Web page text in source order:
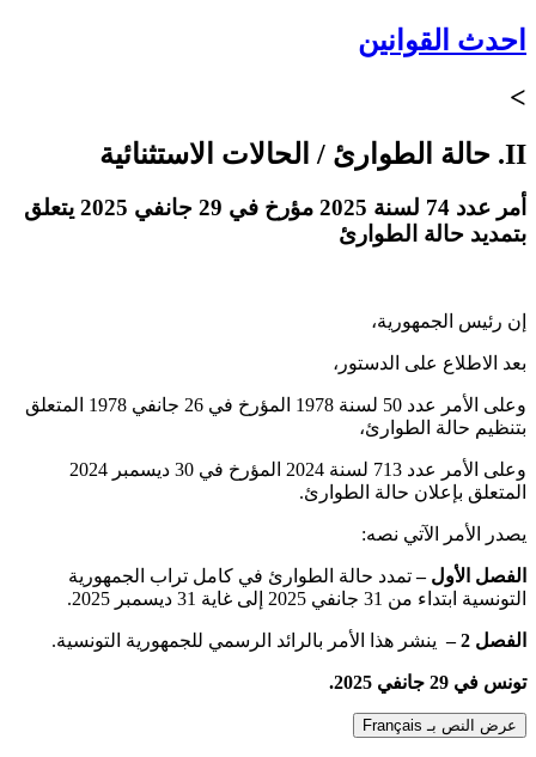
احدث القوانين
>
II. حالة الطوارئ / الحالات الاستثنائية
أمر عدد 74 لسنة 2025 مؤرخ في 29 جانفي 2025 يتعلق
بتمديد حالة الطوارئ
إن رئيس الجمهورية،
بعد الاطلاع على الدستور،
وعلى الأمر عدد 50 لسنة 1978 المؤرخ في 26 جانفي 1978 المتعلق
بتنظيم حالة الطوارئ،
وعلى الأمر عدد 713 لسنة 2024 المؤرخ في 30 ديسمبر 2024
المتعلق بإعلان حالة الطوارئ.
يصدر الأمر الآتي نصه:
الفصل الأول –تمدد حالة الطوارئ في كامل تراب الجمهورية
التونسية ابتداء من 31 جانفي 2025 إلى غاية 31 ديسمبر 2025.
الفصل 2 –ينشر هذا الأمر بالرائد الرسمي للجمهورية التونسية.
تونس في 29 جانفي 2025.
عرض النص بـ Français